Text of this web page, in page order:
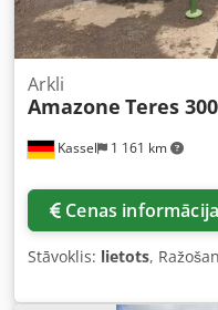
Kassel 1 161 km
Arkli
Amazone Teres
Cenas informācija
Stāvoklis: lietots,